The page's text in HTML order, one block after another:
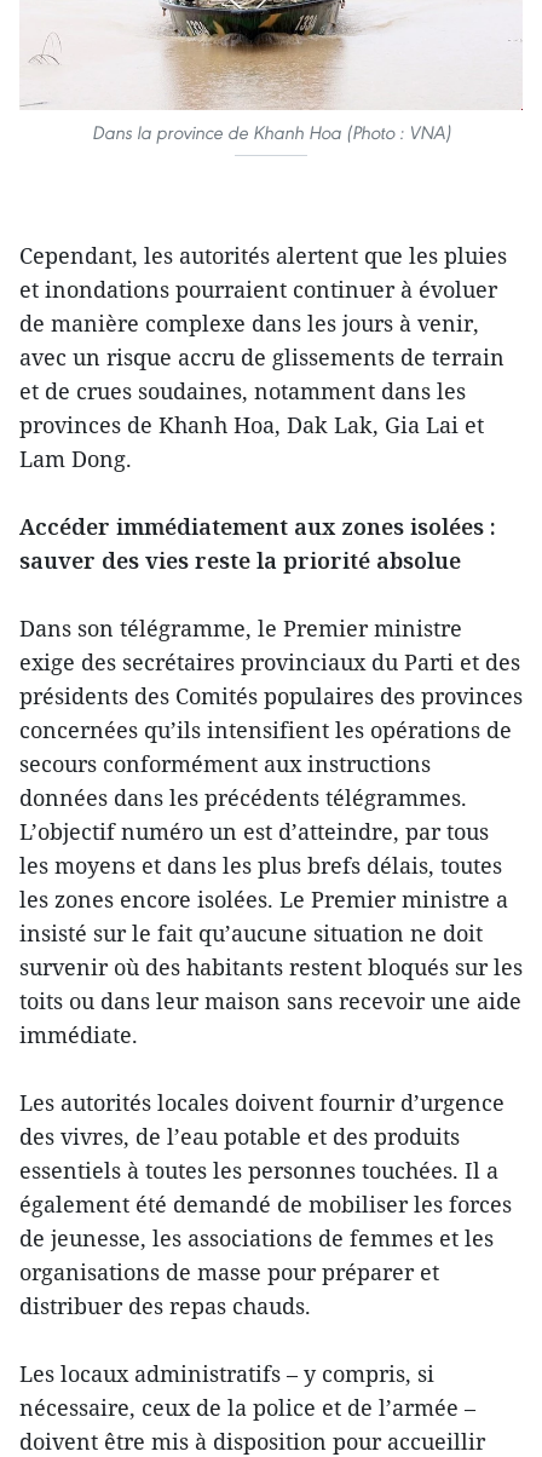
Dans la province de Khanh Hoa (Photo : VNA)
Cependant, les autorités alertent que les pluies
et inondations pourraient continuer à évoluer
de manière complexe dans les jours à venir,
avec un risque accru de glissements de terrain
et de crues soudaines, notamment dans les
provinces de Khanh Hoa, Dak Lak, Gia Lai et
Lam Dong.
Accéder immédiatement aux zones isolées :
sauver des vies reste la priorité absolue
Dans son télégramme, le Premier ministre
exige des secrétaires provinciaux du Parti et des
présidents des Comités populaires des provinces
concernées qu’ils intensifient les opérations de
secours conformément aux instructions
données dans les précédents télégrammes.
L’objectif numéro un est d’atteindre, par tous
les moyens et dans les plus brefs délais, toutes
les zones encore isolées. Le Premier ministre a
insisté sur le fait qu’aucune situation ne doit
survenir où des habitants restent bloqués sur les
toits ou dans leur maison sans recevoir une aide
immédiate.
Les autorités locales doivent fournir d’urgence
des vivres, de l’eau potable et des produits
essentiels à toutes les personnes touchées. Il a
également été demandé de mobiliser les forces
de jeunesse, les associations de femmes et les
organisations de masse pour préparer et
distribuer des repas chauds.
Les locaux administratifs – y compris, si
nécessaire, ceux de la police et de l’armée –
doivent être mis à disposition pour accueillir